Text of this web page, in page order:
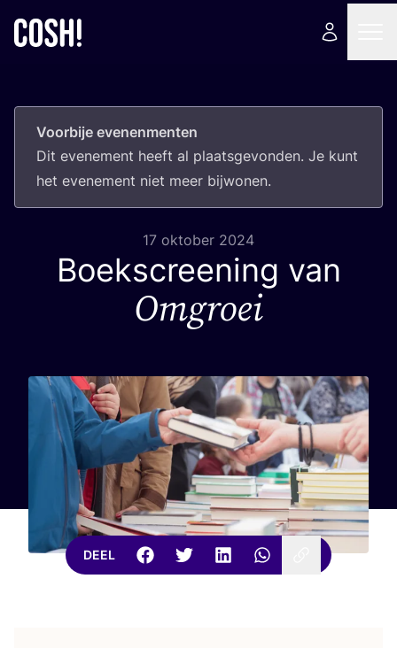
Voorbije evenenmenten
Dit eve­ne­ment heeft al plaats­ge­von­den. Je kunt
het eve­ne­ment niet meer bijwonen.
17 oktober 2024
Boekscreening van
Omgroei
DEEL